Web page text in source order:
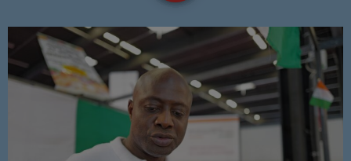
BD
EVENEMENTS
PUBLICITÉ